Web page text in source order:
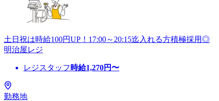
土日祝は時給100円UP！17:00～20:15迄入れる方積極採用◎
明治屋レジ
レジスタッフ 時給1,270円〜
勤務地